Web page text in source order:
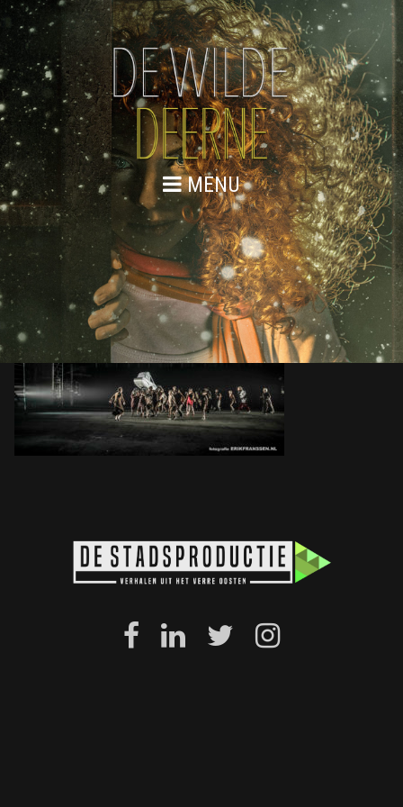
MENU
DE WILDE DEERNE – SCENEFOTO
32